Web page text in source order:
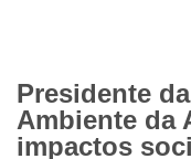
Presidente
Ambiente da
impactos